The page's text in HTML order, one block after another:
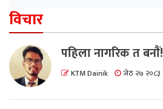
विचार
पहिला नागरिक त बनाैं!
KTM Dainik जेठ २७ २०८३